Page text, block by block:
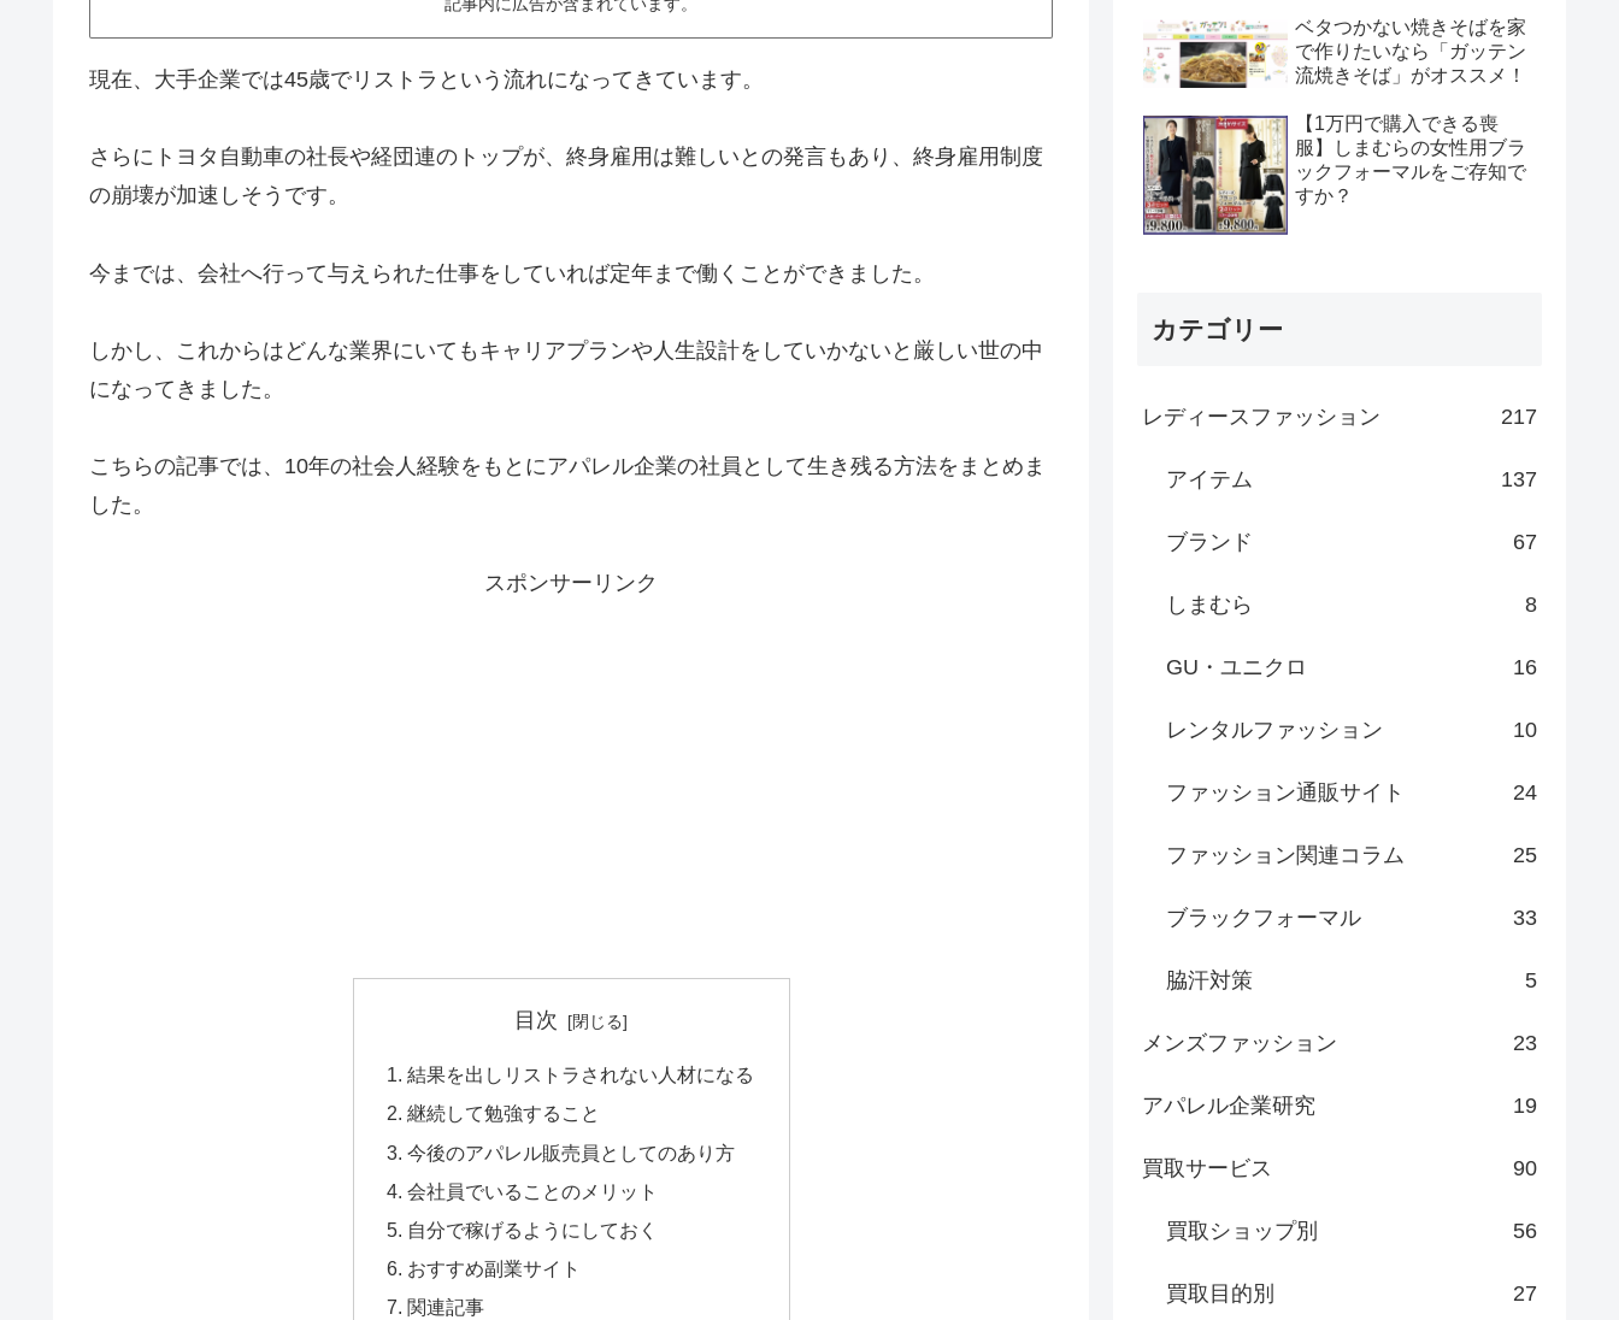
記事内に広告が含まれています。
現在、大手企業では45歳でリストラという流れになってきています。
さらにトヨタ自動車の社長や経団連のトップが、終身雇用は難しいとの発言もあり、終身雇用制度
の崩壊が加速しそうです。
今までは、会社へ行って与えられた仕事をしていれば定年まで働くことができました。
しかし、これからはどんな業界にいてもキャリアプランや人生設計をしていかないと厳しい世の中
になってきました。
こちらの記事では、10年の社会人経験をもとにアパレル企業の社員として生き残る方法をまとめま
した。
スポンサーリンク
目次
結果を出しリストラされない人材になる
継続して勉強すること
今後のアパレル販売員としてのあり方
会社員でいることのメリット
自分で稼げるようにしておく
おすすめ副業サイト
関連記事
ベタつかない焼きそばを家
で作りたいなら「ガッテン
流焼きそば」がオススメ！
【1万円で購入できる喪
服】しまむらの女性用ブラ
ックフォーマルをご存知で
すか？
カテゴリー
レディースファッション 217
アイテム 137
ブランド 67
しまむら 8
GU・ユニクロ 16
レンタルファッション 10
ファッション通販サイト 24
ファッション関連コラム 25
ブラックフォーマル 33
脇汗対策 5
メンズファッション 23
アパレル企業研究 19
買取サービス 90
買取ショップ別 56
買取目的別 27